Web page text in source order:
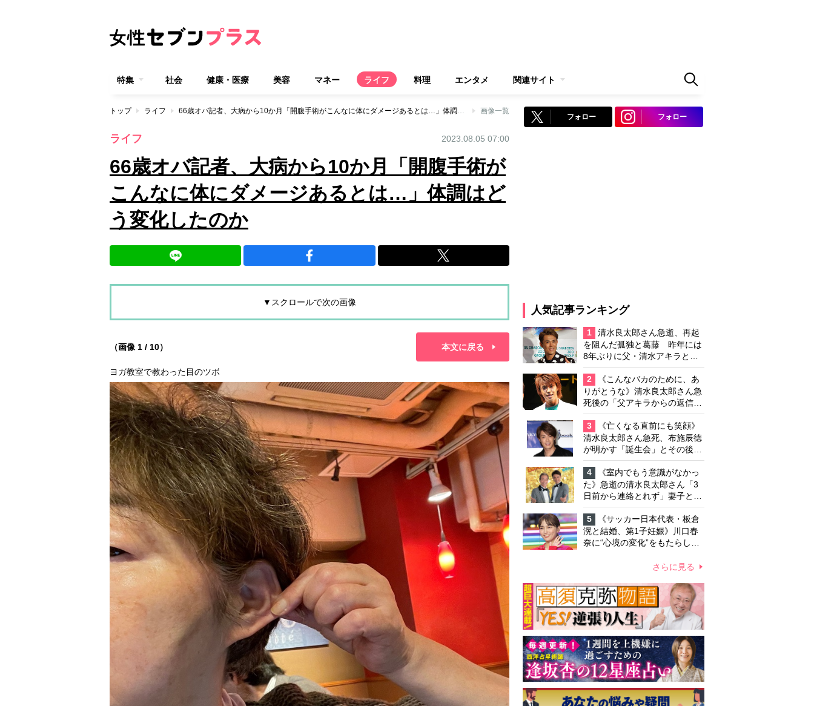
特集 社会 健康・医療 美容 マネー ライフ 料理 エンタメ 関連サイト
トップ ライフ 66歳オバ記者、大病から10か月「開腹手術がこんなに体にダメージあるとは…」体調はどう変化したのか 画像一覧
ライフ 2023.08.05 07:00
66歳オバ記者、大病から10か月「開腹手術が
こんなに体にダメージあるとは…」体調はど
う変化したのか
▼スクロールで次の画像
（画像 1 / 10） 本文に戻る
ヨガ教室で教わった目のツボ
フォロー フォロー
人気記事ランキング
1
清水良太郎さん急逝、再起
を阻んだ孤独と葛藤 昨年には
8年ぶりに父・清水アキラと共
演、本格的な活動再開に向かっ
ていたが…周囲が懸念していた
「不安定なところ」
2
《こんなバカのために、あ
りがとうな》清水良太郎さん急
死後の「父アキラからの返信」
布施辰徳が涙で明かす「順番が
違う」
3
《亡くなる直前にも笑顔》
清水良太郎さん急死、布施辰徳
が明かす「誕生会」とその後の
メッセージ
4
《室内でもう意識がなかっ
た》急逝の清水良太郎さん「3
日前から連絡とれず」妻子とは
別居で孤独を感じていた
5
《サッカー日本代表・板倉
滉と結婚、第1子妊娠》川口春
奈に“心境の変化”をもたらした
って「がんに蝕まれる母」を演
さらに見る